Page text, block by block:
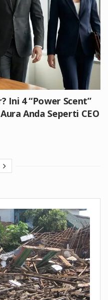
Ini 4 “Power Scent”
Anda Seperti CEO